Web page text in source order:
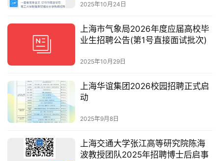
2025年10月24日
上海市气象局2026年度应届高校毕
业生招聘公告(第1号直接面试批次)
2025年10月29日
上海华谊集团2026校园招聘正式启
动
2025年9月8日
上海交通大学张江高等研究院陈海
波教授团队2025年招聘博士后启事